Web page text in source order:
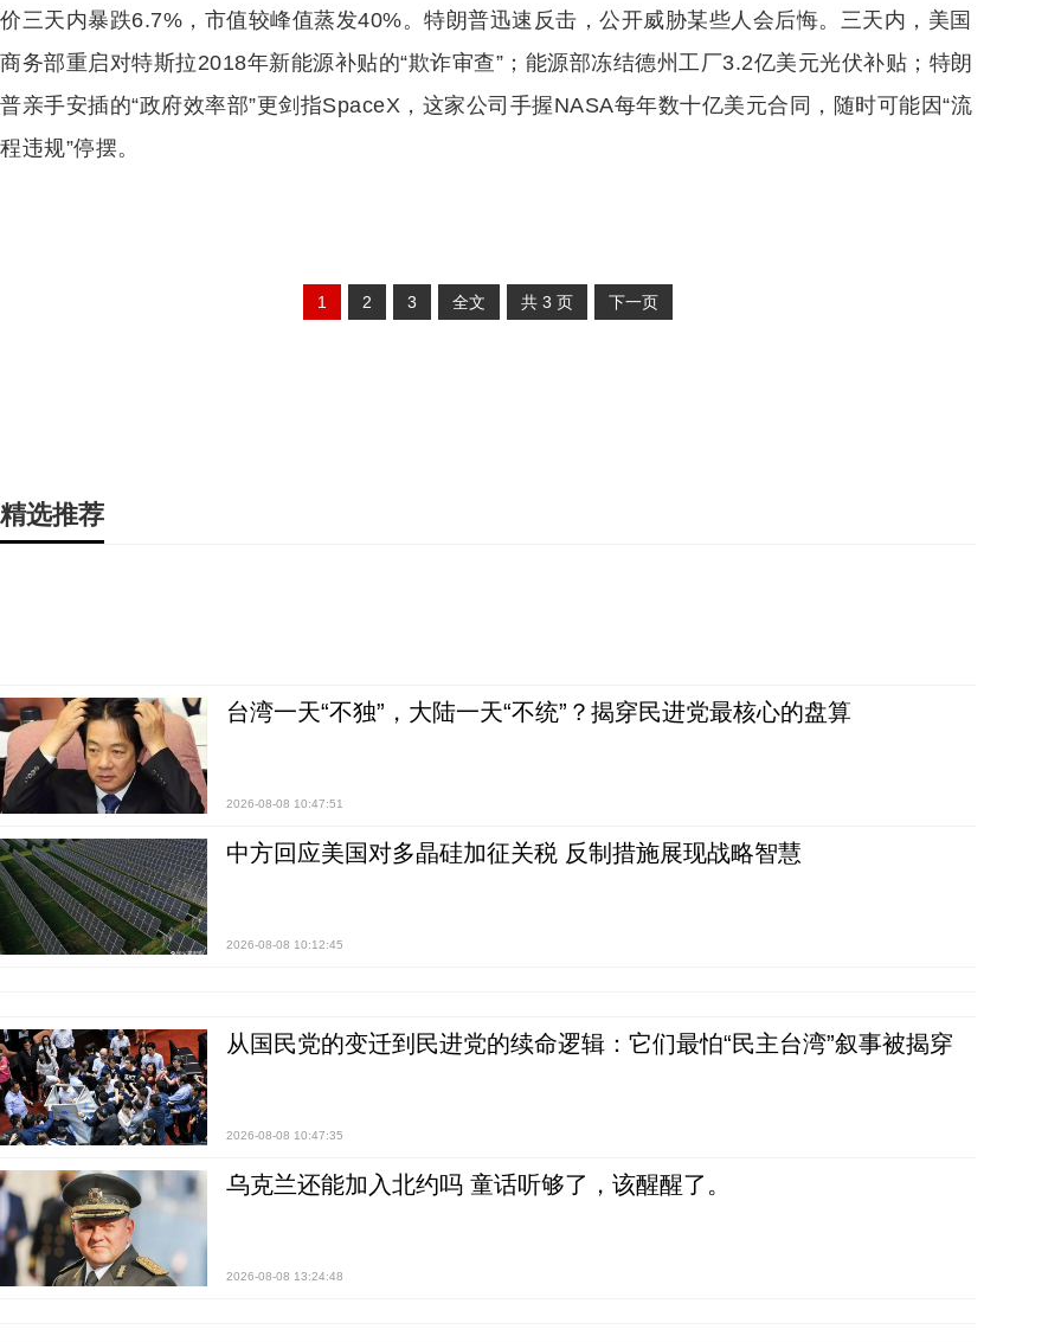
价三天内暴跌6.7%，市值较峰值蒸发40%。特朗普迅速反击，公开威胁某些人会后悔。三天内，美国
商务部重启对特斯拉2018年新能源补贴的“欺诈审查”；能源部冻结德州工厂3.2亿美元光伏补贴；特朗
普亲手安插的“政府效率部”更剑指SpaceX，这家公司手握NASA每年数十亿美元合同，随时可能因“流
程违规”停摆。
1 2 3 全文 共 3 页 下一页
精选推荐
台湾一天“不独”，大陆一天“不统”？揭穿民进党最核心的盘算
2026-08-08 10:47:51
中方回应美国对多晶硅加征关税 反制措施展现战略智慧
2026-08-08 10:12:45
从国民党的变迁到民进党的续命逻辑：它们最怕“民主台湾”叙事被揭穿
2026-08-08 10:47:35
乌克兰还能加入北约吗 童话听够了，该醒醒了。
2026-08-08 13:24:48